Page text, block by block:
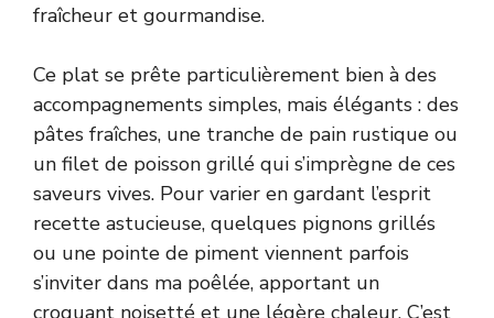
fraîcheur et gourmandise.
Ce plat se prête particulièrement bien à des
accompagnements simples, mais élégants : des
pâtes fraîches, une tranche de pain rustique ou
un filet de poisson grillé qui s’imprègne de ces
saveurs vives. Pour varier en gardant l’esprit
recette astucieuse, quelques pignons grillés
ou une pointe de piment viennent parfois
s’inviter dans ma poêlée, apportant un
croquant noisetté et une légère chaleur. C’est